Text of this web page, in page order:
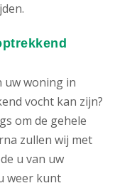
uw woning in
vocht kan zijn?
om de gehele
zullen wij met
u van uw
weer kunt